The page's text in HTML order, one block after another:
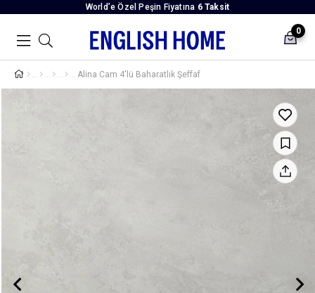
World’e Özel Peşin Fiyatına 6 Taksit
0
Alina Cam 4'lü Baharatlık Şeffaf